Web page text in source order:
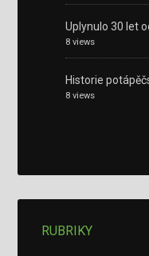
Uplynulo 30 let
8 views
Historie
8 views
RUBRIKY